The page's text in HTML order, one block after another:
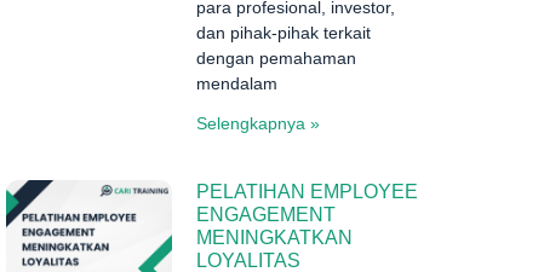
para profesional, investor,
dan pihak-pihak terkait
dengan pemahaman
mendalam
Selengkapnya »
PELATIHAN EMPLOYEE
ENGAGEMENT
MENINGKATKAN
LOYALITAS